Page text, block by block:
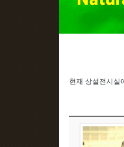
현재 상설전시실